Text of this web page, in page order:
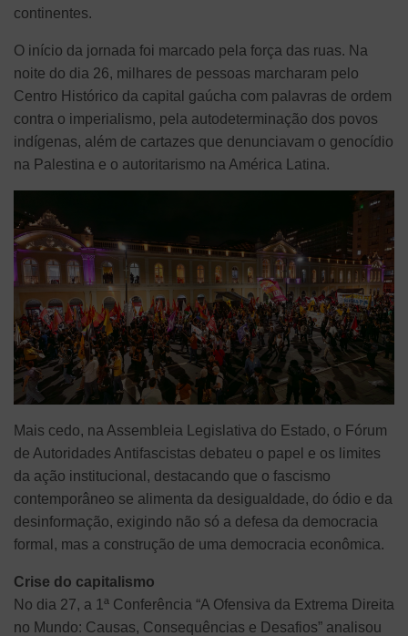
continentes.
O início da jornada foi marcado pela força das ruas. Na
noite do dia 26, milhares de pessoas marcharam pelo
Centro Histórico da capital gaúcha com palavras de ordem
contra o imperialismo, pela autodeterminação dos povos
indígenas, além de cartazes que denunciavam o genocídio
na Palestina e o autoritarismo na América Latina.
Mais cedo, na Assembleia Legislativa do Estado, o Fórum
de Autoridades Antifascistas debateu o papel e os limites
da ação institucional, destacando que o fascismo
contemporâneo se alimenta da desigualdade, do ódio e da
desinformação, exigindo não só a defesa da democracia
formal, mas a construção de uma democracia econômica.
Crise do capitalismo
No dia 27, a 1ª Conferência “A Ofensiva da Extrema Direita
no Mundo: Causas, Consequências e Desafios” analisou